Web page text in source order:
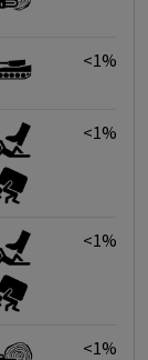
<1%
<1%
<1%
<1%